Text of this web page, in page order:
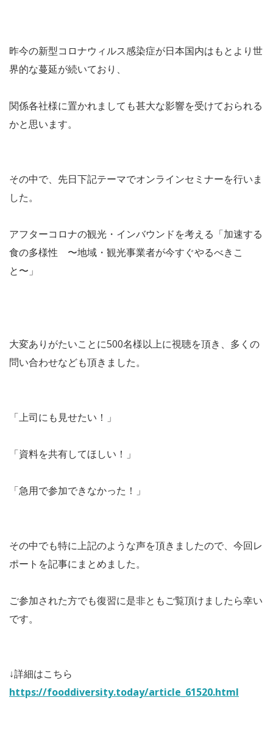
昨今の新型コロナウィルス感染症が日本国内はもとより世
界的な蔓延が続いており、
関係各社様に置かれましても甚大な影響を受けておられる
かと思います。
その中で、先日下記テーマでオンラインセミナーを行いま
した。
アフターコロナの観光・インバウンドを考える「加速する
食の多様性 〜地域・観光事業者が今すぐやるべきこ
と〜」
大変ありがたいことに500名様以上に視聴を頂き、多くの
問い合わせなども頂きました。
「上司にも見せたい！」
「資料を共有してほしい！」
「急用で参加できなかった！」
その中でも特に上記のような声を頂きましたので、今回レ
ポートを記事にまとめました。
ご参加された方でも復習に是非ともご覧頂けましたら幸い
です。
↓詳細はこちら
https://fooddiversity.today/article_61520.html